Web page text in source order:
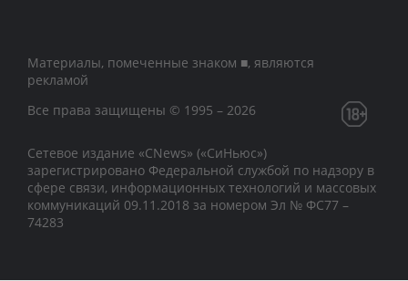
Материалы, помеченные знаком ■, являются
рекламой
Все права защищены © 1995 – 2026
Сетевое издание «CNews» («СиНьюс»)
зарегистрировано Федеральной службой по надзору в
сфере связи, информационных технологий и массовых
коммуникаций 09.11.2018 за номером Эл № ФС77 –
74283